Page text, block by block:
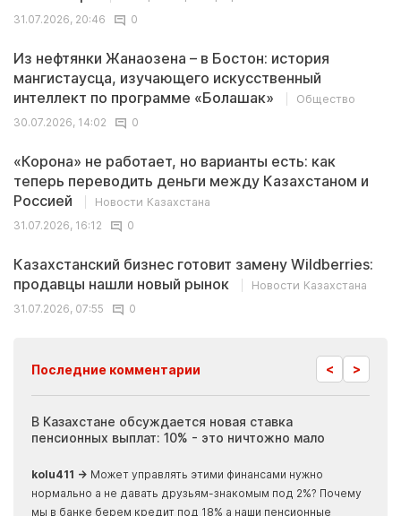
31.07.2026, 20:46
0
Из нефтянки Жанаозена – в Бостон: история
мангистаусца, изучающего искусственный
интеллект по программе «Болашак»
Общество
30.07.2026, 14:02
0
«Корона» не работает, но варианты есть: как
теперь переводить деньги между Казахстаном и
Россией
Новости Казахстана
31.07.2026, 16:12
0
Казахстанский бизнес готовит замену Wildberries:
продавцы нашли новый рынок
Новости Казахстана
31.07.2026, 07:55
0
Последние комментарии < >
В Казахстане обсуждается новая ставка
пенсионных выплат: 10% - это ничтожно мало
kolu411 → Может управлять этими финансами нужно
нормально а не давать друзьям-знакомым под 2%? Почему
мы в банке берем кредит под 18% а наши пенсионные